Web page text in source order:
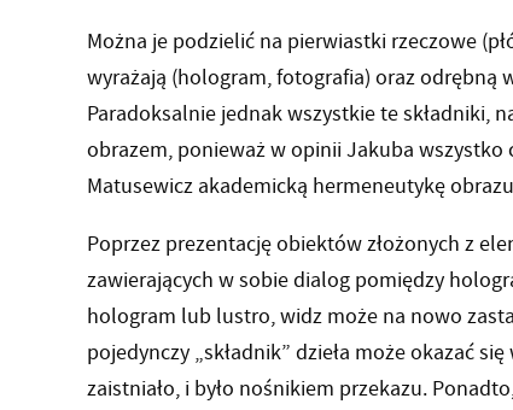
Można je podzielić na pierwiastki rzeczowe
wyrażają (hologram, fotografia) oraz odrębną
Paradoksalnie jednak wszystkie te składniki,
obrazem, ponieważ w opinii Jakuba wszystko
Matusewicz akademicką hermeneutykę
Poprzez prezentację obiektów złożonych z
zawierających w sobie dialog pomiędzy
hologram lub lustro, widz może na nowo
pojedynczy „składnik” dzieła może okazać
zaistniało, i było nośnikiem przekazu.